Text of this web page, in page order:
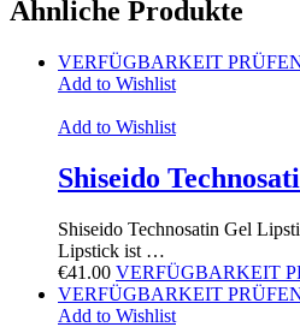
Ähnliche Produkte
VERFÜGBARKEIT
Add to Wishlist
Add to Wishlist
Shiseido
Shiseido Technosatin Gel
Lipstick ist …
€41.00 VERFÜGBARKEIT
VERFÜGBARKEIT
Add to Wishlist